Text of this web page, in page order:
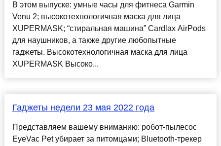
В этом выпуске: умные часы для фитнеса Garmin
Venu 2; высокотехнологичная маска для лица
XUPERMASK; “стиральная машина” Cardlax AirPods
для наушников, а также другие любопытные
гаджеты. Высокотехнологичная маска для лица
XUPERMASK Высоко...
Гаджеты недели 23 мая 2022 года
Представляем вашему вниманию: робот-пылесос
EyeVac Pet убирает за питомцами; Bluetooth-трекер